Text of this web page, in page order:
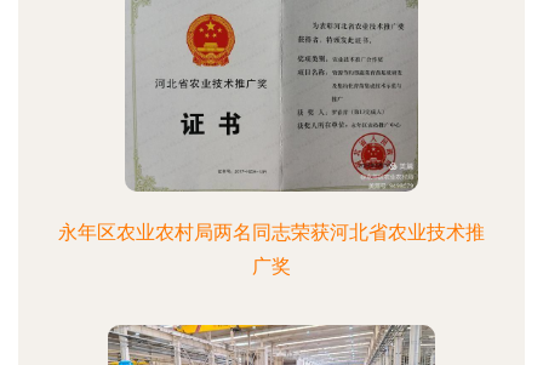
永年区农业农村局两名同志荣获河北省农业技术推
广奖